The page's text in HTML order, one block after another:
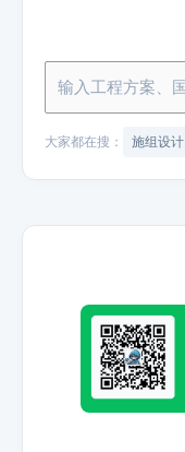
大家都在搜： 施组设计